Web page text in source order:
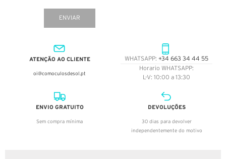
ENVIAR
ATENÇÃO AO CLIENTE
oi@comoculosdesol.pt
WHATSAPP: +34 663 34 44 55
Horario WHATSAPP:
L-V: 10:00 a 13:30
ENVIO GRATUITO
Sem compra mínima
DEVOLUÇÕES
30 dias para devolver
independentemente do motivo